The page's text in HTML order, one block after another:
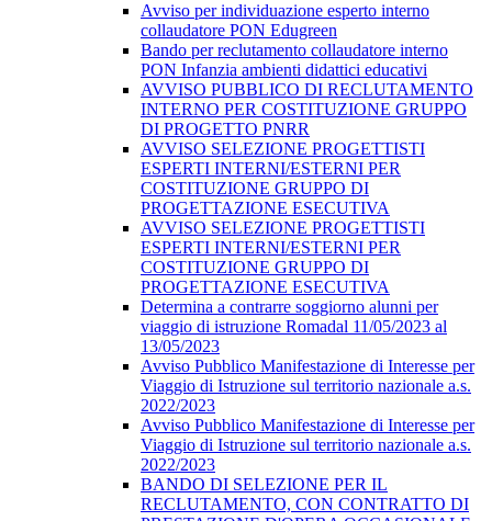
Avviso per individuazione esperto interno
collaudatore PON Edugreen
Bando per reclutamento collaudatore interno
PON Infanzia ambienti didattici educativi
AVVISO PUBBLICO DI RECLUTAMENTO
INTERNO PER COSTITUZIONE GRUPPO
DI PROGETTO PNRR
AVVISO SELEZIONE PROGETTISTI
ESPERTI INTERNI/ESTERNI PER
COSTITUZIONE GRUPPO DI
PROGETTAZIONE ESECUTIVA
AVVISO SELEZIONE PROGETTISTI
ESPERTI INTERNI/ESTERNI PER
COSTITUZIONE GRUPPO DI
PROGETTAZIONE ESECUTIVA
Determina a contrarre soggiorno alunni per
viaggio di istruzione Romadal 11/05/2023 al
13/05/2023
Avviso Pubblico Manifestazione di Interesse per
Viaggio di Istruzione sul territorio nazionale a.s.
2022/2023
Avviso Pubblico Manifestazione di Interesse per
Viaggio di Istruzione sul territorio nazionale a.s.
2022/2023
BANDO DI SELEZIONE PER IL
RECLUTAMENTO, CON CONTRATTO DI